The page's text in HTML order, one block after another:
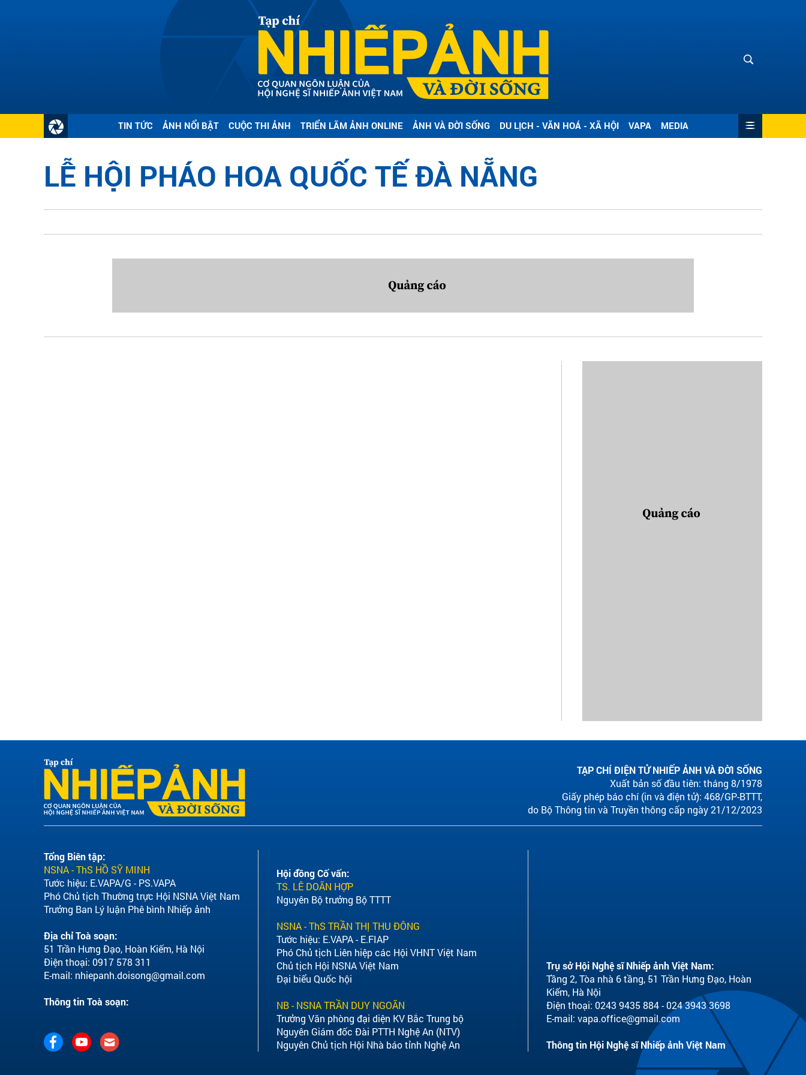
TIN TỨC ẢNH NỔI BẬT CUỘC THI ẢNH TRIỂN LÃM ẢNH ONLINE ẢNH VÀ ĐỜI SỐNG DU LỊCH - VĂN HOÁ - XÃ HỘI VAPA MEDIA
LỄ HỘI PHÁO HOA QUỐC TẾ ĐÀ NẴNG
TẠP CHÍ ĐIỆN TỬ NHIẾP ẢNH VÀ ĐỜI SỐNG
Xuất bản số đầu tiên: tháng 8/1978
Giấy phép báo chí (in và điện tử): 468/GP-BTTT,
do Bộ Thông tin và Truyền thông cấp ngày 21/12/2023
Tổng Biên tập:
NSNA - ThS HỒ SỸ MINH
Tước hiệu: E.VAPA/G - PS.VAPA
Phó Chủ tịch Thường trực Hội NSNA Việt Nam
Trưởng Ban Lý luận Phê bình Nhiếp ảnh
Địa chỉ Toà soạn:
51 Trần Hưng Đạo, Hoàn Kiếm, Hà Nội
Điện thoại: 0917 578 311
E-mail: nhiepanh.doisong@gmail.com
Thông tin Toà soạn:
Hội đồng Cố vấn:
TS. LÊ DOÃN HỢP
Nguyên Bộ trưởng Bộ TTTT
NSNA - ThS TRẦN THỊ THU ĐÔNG
Tước hiệu: E.VAPA - E.FIAP
Phó Chủ tịch Liên hiệp các Hội VHNT Việt Nam
Chủ tịch Hội NSNA Việt Nam
Đại biểu Quốc hội
NB - NSNA TRẦN DUY NGOÃN
Trưởng Văn phòng đại diện KV Bắc Trung bộ
Nguyên Giám đốc Đài PTTH Nghệ An (NTV)
Nguyên Chủ tịch Hội Nhà báo tỉnh Nghệ An
Trụ sở Hội Nghệ sĩ Nhiếp ảnh Việt Nam:
Tầng 2, Tòa nhà 6 tầng, 51 Trần Hưng Đạo, Hoàn
Kiếm, Hà Nội
Điện thoại: 0243 9435 884 - 024 3943 3698
E-mail: vapa.office@gmail.com
Thông tin Hội Nghệ sĩ Nhiếp ảnh Việt Nam